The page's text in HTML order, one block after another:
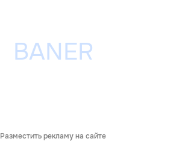
Разместить рекламу на сайте